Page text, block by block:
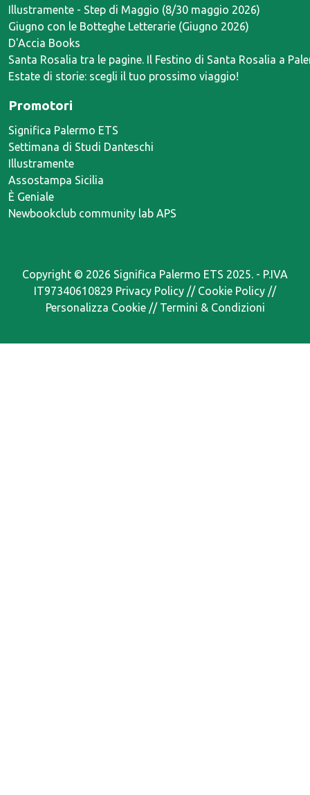
Illustramente - Step di Maggio (8/30 maggio 2026)
Giugno con le Botteghe Letterarie (Giugno 2026)
D'Accia Books
Santa Rosalia tra le pagine. Il Festino di Santa Rosalia a
Estate di storie: scegli il tuo prossimo viaggio!
Promotori
Significa Palermo ETS
Settimana di Studi Danteschi
Illustramente
Assostampa Sicilia
È Geniale
Newbookclub community lab APS
Copyright © 2026 Significa Palermo ETS 2025. - P.IVA
IT97340610829 Privacy Policy // Cookie Policy //
Personalizza Cookie// Termini & Condizioni